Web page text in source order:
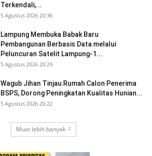
Terkendali,...
5 Agustus 2026 20:36
Lampung Membuka Babak Baru
Pembangunan Berbasis Data melalui
Peluncuran Satelit Lampung-1...
5 Agustus 2026 20:29
Wagub Jihan Tinjau Rumah Calon Penerima
BSPS, Dorong Peningkatan Kualitas Hunian...
5 Agustus 2026 20:22
Muat lebih banyak